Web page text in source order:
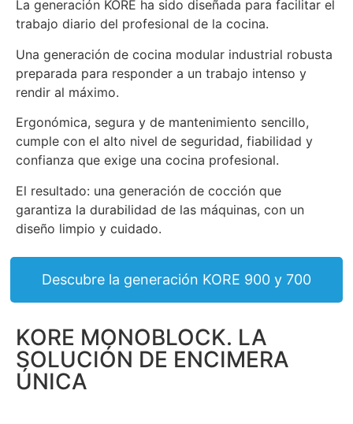
La generación KORE ha sido diseñada para facilitar el
trabajo diario del profesional de la cocina.
Una generación de cocina modular industrial robusta
preparada para responder a un trabajo intenso y
rendir al máximo.
Ergonómica, segura y de mantenimiento sencillo,
cumple con el alto nivel de seguridad, fiabilidad y
confianza que exige una cocina profesional.
El resultado: una generación de cocción que
garantiza la durabilidad de las máquinas, con un
diseño limpio y cuidado.
Descubre la generación KORE 900 y 700
KORE MONOBLOCK. LA
SOLUCIÓN DE ENCIMERA
ÚNICA